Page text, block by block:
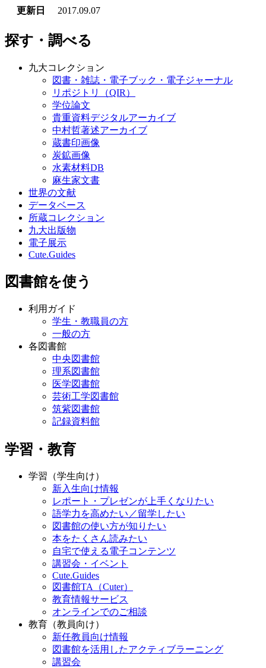
更新日
2017.09.07
探す・調べる
九大コレクション
図書・雑誌・電子ブック・電子ジャーナル
リポジトリ（QIR）
学位論文
貴重資料デジタルアーカイブ
中村哲著述アーカイブ
蔵書印画像
炭鉱画像
水素材料DB
麻生家文書
世界の文献
データベース
所蔵コレクション
九大出版物
電子展示
Cute.Guides
図書館を使う
利用ガイド
学生・教職員の方
一般の方
各図書館
中央図書館
理系図書館
医学図書館
芸術工学図書館
筑紫図書館
記録資料館
学習・教育
学習（学生向け）
新入生向け情報
レポート・プレゼンが上手くなりたい
語学力を高めたい／留学したい
図書館の使い方が知りたい
本をたくさん読みたい
自宅で使える電子コンテンツ
講習会・イベント
Cute.Guides
図書館TA（Cuter）
教育情報サービス
オンラインでのご相談
教育（教員向け）
新任教員向け情報
図書館を活用したアクティブラーニング
講習会